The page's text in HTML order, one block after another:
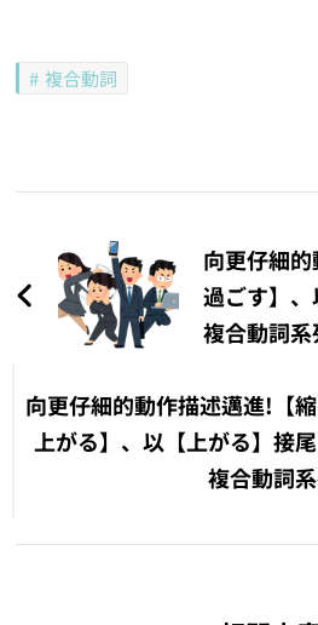
複合動詞
導
向更仔細
過ごす】
複合動詞系
向更仔細的動作描述邁進!【
上がる】、以【上がる】接
複合動詞